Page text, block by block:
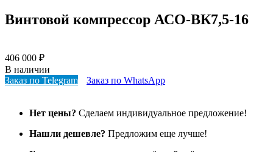
Винтовой компрессор АСО-ВК7,5-16
406 000 ₽
В наличии
Заказ по Telegram
Заказ по WhatsApp
Нет цены? Сделаем индивидуальное предложение!
Нашли дешевле? Предложим еще лучше!